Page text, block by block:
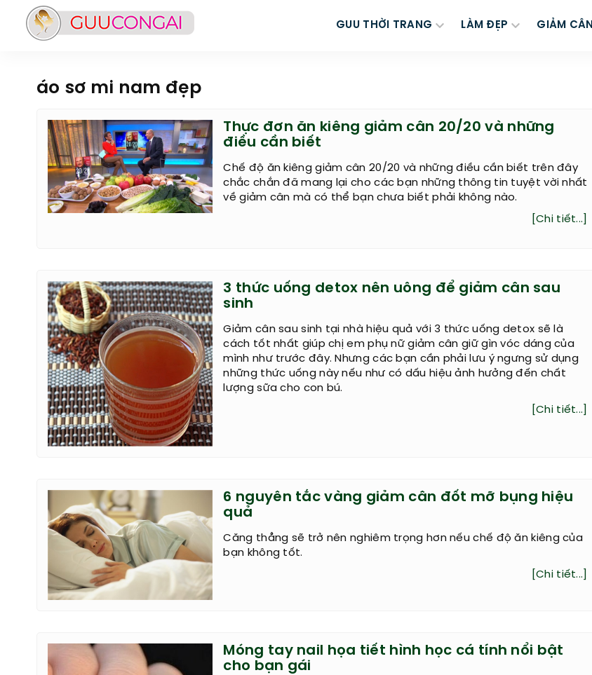
GUU THỜI TRANG LÀM ĐẸP GIẢM CÂN
áo sơ mi nam đẹp
Thực đơn ăn kiêng giảm cân 20/20 và những
điều cần biết
Chế độ ăn kiêng giảm cân 20/20 và những điều cần biết trên đây
chắc chắn đã mang lại cho các bạn những thông tin tuyệt vời nhất
về giảm cân mà có thể bạn chưa biết phải không nào.
[Chi tiết...]
3 thức uống detox nên uông để giảm cân sau
sinh
Giảm cân sau sinh tại nhà hiệu quả với 3 thức uống detox sẽ là
cách tốt nhất giúp chị em phụ nữ giảm cân giữ gìn vóc dáng của
mình như trước đây. Nhưng các bạn cần phải lưu ý ngưng sử dụng
những thức uống này nếu như có dấu hiệu ảnh hưởng đến chất
lượng sữa cho con bú.
[Chi tiết...]
6 nguyên tắc vàng giảm cân đốt mỡ bụng hiệu
quả
Căng thẳng sẽ trở nên nghiêm trọng hơn nếu chế độ ăn kiêng của
bạn không tốt.
[Chi tiết...]
Móng tay nail họa tiết hình học cá tính nổi bật
cho bạn gái